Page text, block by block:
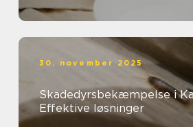
30. november 2025
Skadedyrsbekæmpelse i
Effektive løsninger